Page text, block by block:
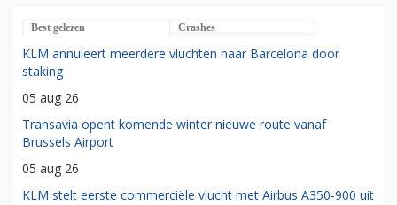
Best gelezen Crashes
KLM annuleert meerdere vluchten naar Barcelona door
staking
05 aug 26
Transavia opent komende winter nieuwe route vanaf
Brussels Airport
05 aug 26
KLM stelt eerste commerciële vlucht met Airbus A350-900 uit